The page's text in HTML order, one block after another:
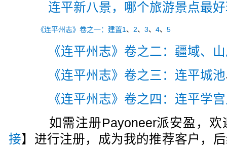
连平新八景，哪个旅游景点最
《连平州志》卷之一：建置1 、 2、3、4、5
《连平州志》卷之二：疆域、
《连平州志》卷之三：连平城池
《连平州志》卷之四：连平学
如需注册Payoneer派安盈，欢
接】进行注册，成为我的推荐客户，